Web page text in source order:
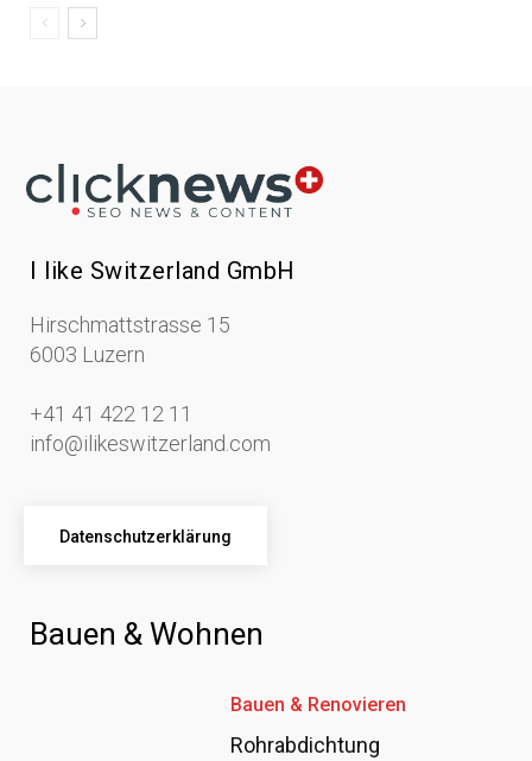
I like Switzerland GmbH
Hirschmattstrasse 15
6003 Luzern
+41 41 422 12 11
info@ilikeswitzerland.com
Datenschutzerklärung
Bauen & Wohnen
Bauen & Renovieren
Rohrabdichtung